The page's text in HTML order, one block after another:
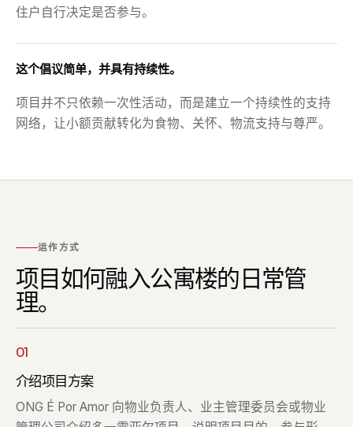
住户自行决定是否参与。
这个倡议简单，并具有持续性。
项目并不只依赖一次性活动，而是建立一个持续性的支持
网络，让小额贡献转化为食物、关怀、物流支持与尊严。
运作方式
项目如何融入公寓楼的日常管
理。
01
介绍项目方案
ONG É Por Amor 向物业负责人、业主管理委员会或物业